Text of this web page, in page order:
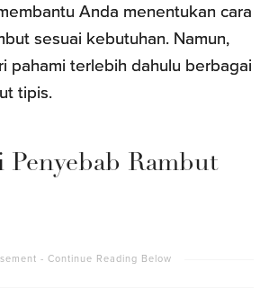
Anda menentukan cara
sesuai kebutuhan. Namun,
pahami terlebih dahulu berbagai
tipis.
Penyebab Rambut